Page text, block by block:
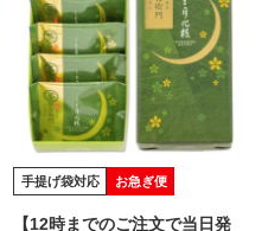
手提げ袋対応 お急ぎ便
【12時までのご注文で当日発